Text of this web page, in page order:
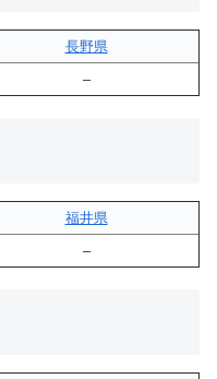
長野県
–
福井県
–